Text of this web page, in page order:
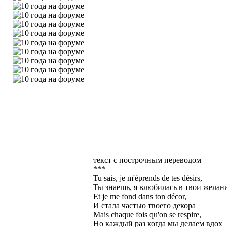
текст с построчным переводом
***
Tu sais, je m'éprends de tes désirs,
Ты знаешь, я влюбилась в твои
Et je me fond dans ton décor,
И стала частью твоего декора
Mais chaque fois qu'on se respire,
Но каждый раз когда мы делаем вдох